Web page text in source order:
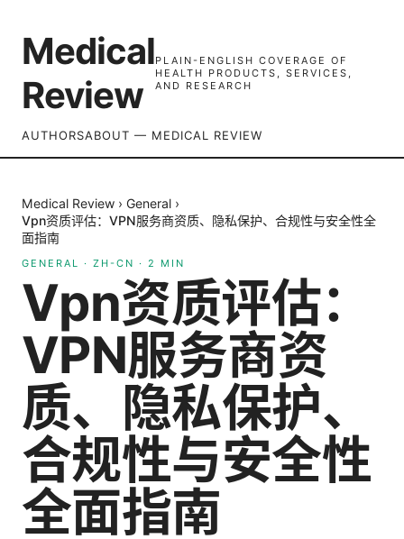
Medical
Review
PLAIN-ENGLISH COVERAGE OF
HEALTH PRODUCTS, SERVICES,
AND RESEARCH
AUTHORSABOUT — MEDICAL REVIEW
Medical Review › General ›
Vpn资质评估：VPN服务商资质、隐私保护、合规性与安全性全
面指南
GENERAL · ZH-CN · 2 MIN
Vpn资质评估：
VPN服务商资
质、隐私保护、
合规性与安全性
全面指南